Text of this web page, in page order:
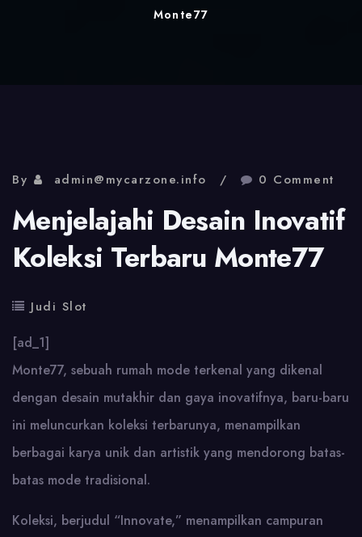
Monte77
By admin@mycarzone.info 0 Comment
Menjelajahi Desain Inovatif
Koleksi Terbaru Monte77
Judi Slot
[ad_1]
Monte77, sebuah rumah mode terkenal yang dikenal
dengan desain mutakhir dan gaya inovatifnya, baru-baru
ini meluncurkan koleksi terbarunya, menampilkan
berbagai karya unik dan artistik yang mendorong batas-
batas mode tradisional.
Koleksi, berjudul “Innovate,” menampilkan campuran